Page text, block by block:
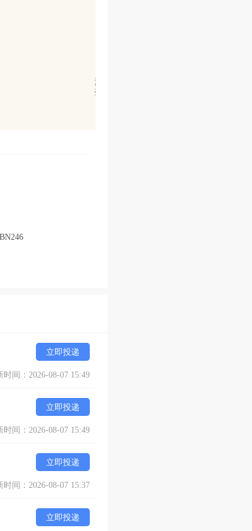
立即投递
时间：2026-08-07 15:49
立即投递
时间：2026-08-07 15:49
立即投递
时间：2026-08-07 15:37
立即投递